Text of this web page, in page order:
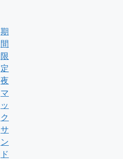
期
間
限
定
夜
マ
ッ
ク
サ
ン
ド